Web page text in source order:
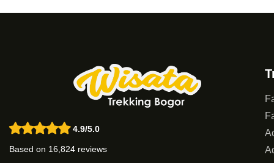
4.9/5.0
Based on 16,824 reviews